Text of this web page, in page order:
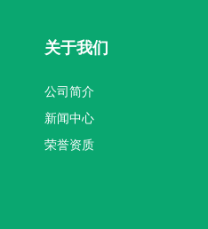
关于我们
公司简介
新闻中心
荣誉资质